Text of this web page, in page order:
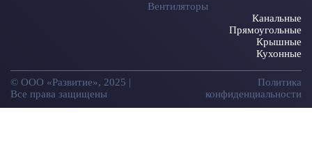
Вентиляторы
Канальные
Прямоугольные
Крышные
Кухонные
© ООО «Развитие», 2025 |
Все права защищены
Политика
конфиденциальности